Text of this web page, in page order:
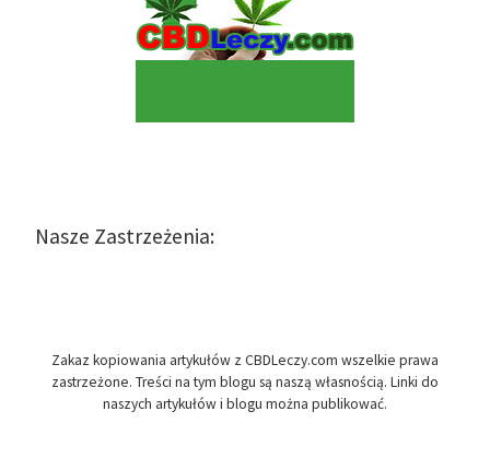
Nasze Zastrzeżenia:
Zakaz kopiowania artykułów z CBDLeczy.com wszelkie prawa
zastrzeżone. Treści na tym blogu są naszą własnością. Linki do
naszych artykułów i blogu można publikować.